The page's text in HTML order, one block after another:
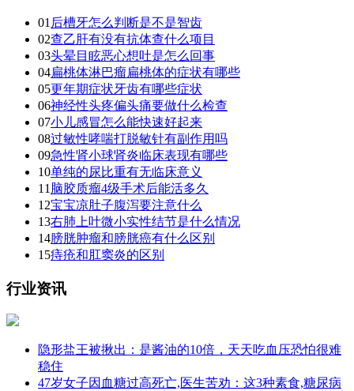
01 后槽牙怎么判断是不是智齿
02查乙肝有没有抗体查什么项目
03头晕目眩恶心想吐是怎么回事
04扁桃体淋巴瘤扁桃体的症状有哪些
05更年期症状牙齿有哪些症状
06神经性头疼偏头痛要做什么检查
07小儿感冒怎么能快速好起来
08过敏性哮喘打脱敏针有副作用吗
09急性肾小球肾炎临床表现有哪些
10单纯的尿比重有无临床意义
11 脑胶质瘤4级手术后能活多久
12宝宝凉肚子腹泻要注意什么
13右肺上叶微小实性结节是什么情况
14膀胱肿瘤和膀胱癌有什么区别
15痔疮和肛窦炎的区别
行业资讯
隐形盐王被揪出：是酱油的10倍，天天吃血压恐怕很难
稳住
47岁女子因血糖过高死亡,医生苦劝：这3种素食,糖尿病